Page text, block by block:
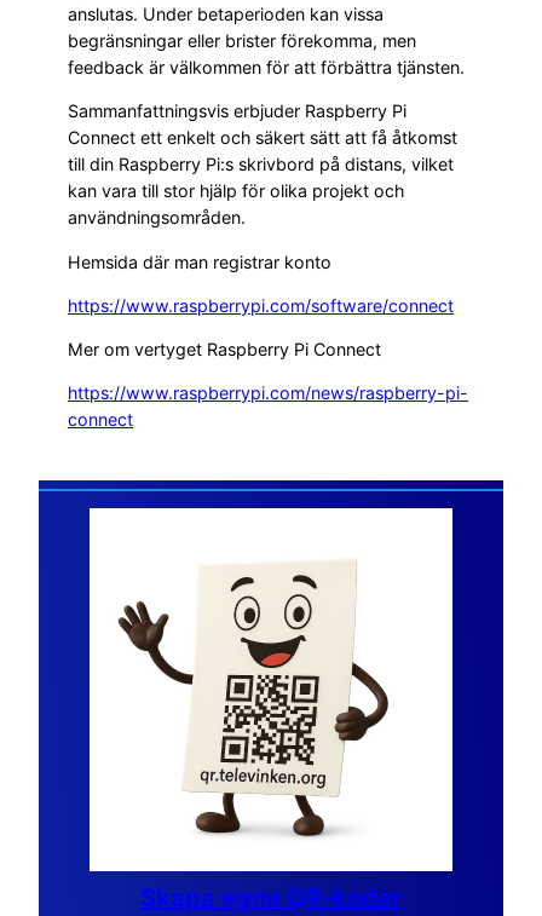
anslutas. Under betaperioden kan vissa
begränsningar eller brister förekomma, men
feedback är välkommen för att förbättra tjänsten.
Sammanfattningsvis erbjuder Raspberry Pi
Connect ett enkelt och säkert sätt att få åtkomst
till din Raspberry Pi:s skrivbord på distans, vilket
kan vara till stor hjälp för olika projekt och
användningsområden.
Hemsida där man registrar konto
https://www.raspberrypi.com/software/connect
Mer om vertyget Raspberry Pi Connect
https://www.raspberrypi.com/news/raspberry-pi-
connect
Skapa egna QR-koder